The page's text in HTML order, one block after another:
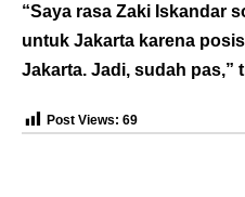
“Saya rasa Zaki Iskandar
untuk Jakarta karena
Jakarta. Jadi, sudah pas,”
Post Views: 69